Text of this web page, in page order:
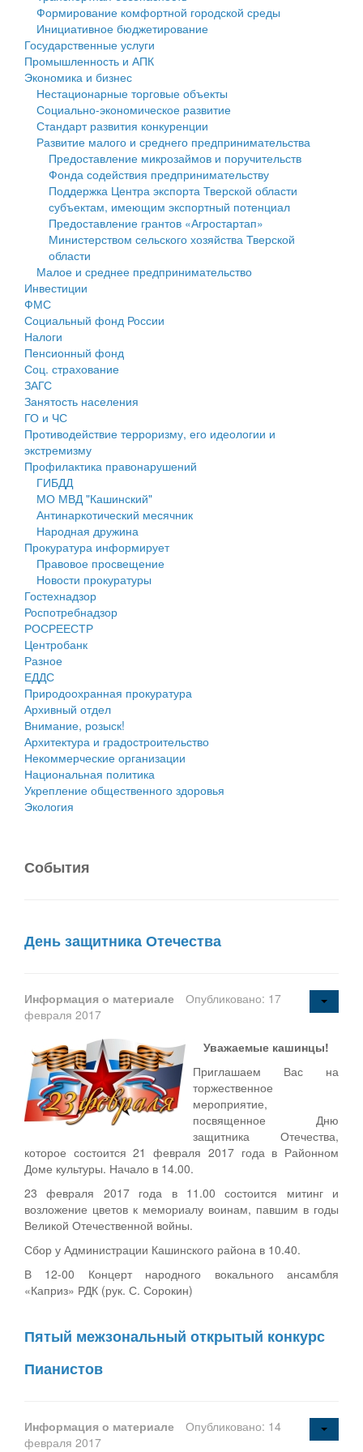
Государственные услуги
Промышленность и АПК
Экономика и бизнес
Символика
Устав
Гостям округа
Туризм
Культура
Образование
Здравоохранение
Социальная защита
Фотоальбом
муниципального округа Тверской области
Администрация Кашинского муниципального округа
Тверской области
Управление сельскими территориями
Открытые данные
Работа с обращениями граждан
Муниципальный контроль
Муниципальные услуги
Проекты административных регламентов
Антимонопольный комплаенс
Противодействие коррупции
Финансовое управление
Бюджет для граждан
Имущество
Выявление правообладателей ранее учтенных
объектов недвижимости
Имущественная поддержка субъектов малого и
среднего предпринимательства
Информационная поддержка субъектов малого и
среднего предпринимательства
Муниципальные программы
Контрольно-счетная палата
Персональные данные
Оценка регулирующего воздействия
Деятельность МУ
Нормативы градостроительного проектирования
Правила землепользования и застройки
Генеральные планы
Проекты планировки территории
Собрание депутатов
Городское поселение
Сельские поселения
Формирование комфортной городской среды
Инициативное бюджетирование
Государственные услуги
Промышленность и АПК
Экономика и бизнес
Нестационарные торговые объекты
Социально-экономическое развитие
Стандарт развития конкуренции
Развитие малого и среднего предпринимательства
Предоставление микрозаймов и поручительств
Фонда содействия предпринимательству
Поддержка Центра экспорта Тверской области
субъектам, имеющим экспортный потенциал
Предоставление грантов «Агростартап»
Министерством сельского хозяйства Тверской
области
Малое и среднее предпринимательство
Инвестиции
ФМС
Социальный фонд России
Налоги
Пенсионный фонд
Соц. страхование
ЗАГС
Занятость населения
ГО и ЧС
Противодействие терроризму, его идеологии и
экстремизму
Профилактика правонарушений
ГИБДД
МО МВД "Кашинский"
Антинаркотический месячник
Народная дружина
Прокуратура информирует
Правовое просвещение
Новости прокуратуры
Гостехнадзор
Роспотребнадзор
РОСРЕЕСТР
Центробанк
Разное
ЕДДС
Природоохранная прокуратура
Архивный отдел
Внимание, розыск!
Архитектура и градостроительство
Некоммерческие организации
Национальная политика
Укрепление общественного здоровья
Экология
События
День защитника Отечества
Информация о материале
Опубликовано: 17
февраля 2017
Уважаемые кашинцы!
Приглашаем Вас на
торжественное
мероприятие,
посвященное Дню
защитника Отечества,
которое состоится 21 февраля 2017 года в Районном
Доме культуры. Начало в 14.00.
23 февраля 2017 года в 11.00 состоится митинг и
возложение цветов к мемориалу воинам, павшим в годы
Великой Отечественной войны.
Сбор у Администрации Кашинского района в 10.40.
В 12-00 Концерт народного вокального ансамбля
«Каприз» РДК (рук. С. Сорокин)
Пятый межзональный открытый конкурс
Пианистов
Информация о материале
Опубликовано: 14
февраля 2017